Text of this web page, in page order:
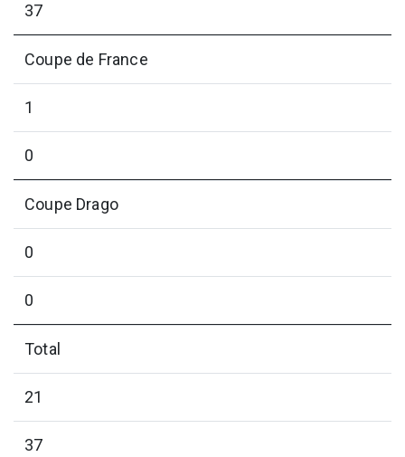
37
Coupe de France
1
0
Coupe Drago
0
0
Total
21
37